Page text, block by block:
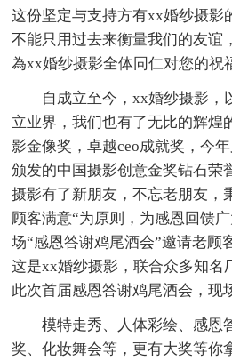
这份坚定与支持方有xx婚纱摄影
不能只用过去来衡量我们的友谊
為xx婚纱摄影全体同仁对您的祝
自成立至今，xx婚纱摄影，
立业界，我们也有了无比的辉煌
影金像奖，卓越ceo成就奖，今
颁发的中国摄影创意金奖钻石荣
摄影有了新朋友，不忘老朋友，
顾客满意“为原则，为感恩回馈
场“感恩答谢鸡尾酒会”邀请老顾
这是xx婚纱摄影，联合众多知名
此次首届感恩答谢鸡尾酒会，现
模特走秀、人体彩绘、感恩
奖、化妆舞会等，更有大奖等你